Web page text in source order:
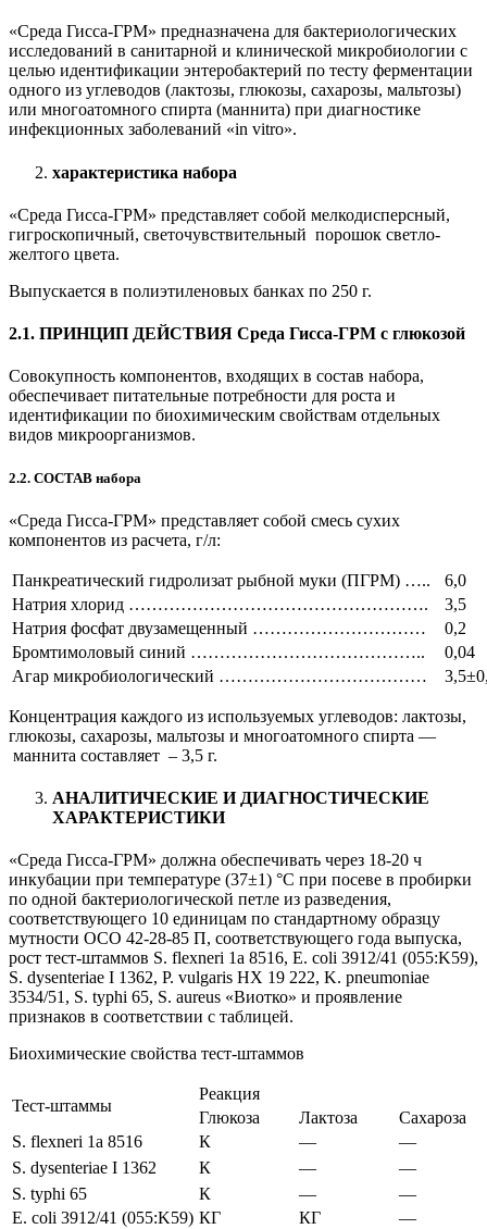
«Среда Гисса-ГРМ» предназначена для бактериологических
исследований в санитарной и клинической микробиологии с
целью идентификации энтеробактерий по тесту ферментации
одного из углеводов (лактозы, глюкозы, сахарозы, мальтозы)
или многоатомного спирта (маннита) при диагностике
инфекционных заболеваний «in vitro».
характеристика набора
«Среда Гисса-ГРМ» представляет собой мелкодисперсный,
гигроскопичный, светочувствительный порошок светло-
желтого цвета.
Выпускается в полиэтиленовых банках по 250 г.
2.1. ПРИНЦИП ДЕЙСТВИЯ Cреда Гисса-ГРМ с глюкозой
Совокупность компонентов, входящих в состав набора,
обеспечивает питательные потребности для роста и
идентификации по биохимическим свойствам отдельных
видов микроорганизмов.
2.2. СОСТАВ набора
«Среда Гисса-ГРМ» представляет собой смесь сухих
компонентов из расчета, г/л:
Панкреатический гидролизат рыбной муки (ПГРМ) …..
6,0
Натрия хлорид …………………………………………….
3,5
Натрия фосфат двузамещенный …………………………
0,2
Бромтимоловый синий …………………………………..
0,04
Агар микробиологический ………………………………
Концентрация каждого из используемых углеводов: лактозы,
глюкозы, сахарозы, мальтозы и многоатомного спирта —
маннита составляет – 3,5 г.
АНАЛИТИЧЕСКИЕ И ДИАГНОСТИЧЕСКИЕ
ХАРАКТЕРИСТИКИ
«Среда Гисса-ГРМ» должна обеспечивать через 18-20 ч
инкубации при температуре (37±1) °С при посеве в пробирки
по одной бактериологической петле из разведения,
соответствующего 10 единицам по стандартному образцу
мутности ОСО 42-28-85 П, соответствующего года выпуска,
рост тест-штаммов S. flexneri 1a 8516, E. coli 3912/41 (055:K59),
S. dysenteriae I 1362, P. vulgaris HX 19 222, K. pneumoniae
3534/51, S. typhi 65, S. aureus «Виотко» и проявление
признаков в соответствии с таблицей.
Биохимические свойства тест-штаммов
Тест-штаммы
Реакция
Глюкоза
Лактоза
Сахароза
S. flexneri 1a 8516
К —
—
S. dysenteriae I 1362
К —
—
S. typhi 65
К —
—
E. coli 3912/41 (055:K59) КГ КГ
—